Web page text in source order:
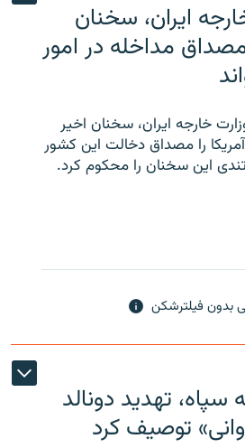
ایران، سخنان
مداخله در امور
خارجه ایران، سخنان اخیر
را مصداق دخالت این کشور
تندی این سخنان را محکوم کرد.
بدون فیلترشکن
تهدید دونالد
توصیف کرد